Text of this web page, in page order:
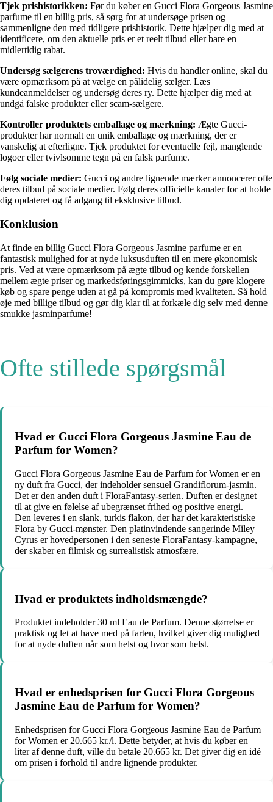
Tjek prishistorikken: Før du køber en Gucci Flora Gorgeous Jasmine
parfume til en billig pris, så sørg for at undersøge prisen og
sammenligne den med tidligere prishistorik. Dette hjælper dig med at
identificere, om den aktuelle pris er et reelt tilbud eller bare en
midlertidig rabat.
Undersøg sælgerens troværdighed: Hvis du handler online, skal du
være opmærksom på at vælge en pålidelig sælger. Læs
kundeanmeldelser og undersøg deres ry. Dette hjælper dig med at
undgå falske produkter eller scam-sælgere.
Kontroller produktets emballage og mærkning: Ægte Gucci-
produkter har normalt en unik emballage og mærkning, der er
vanskelig at efterligne. Tjek produktet for eventuelle fejl, manglende
logoer eller tvivlsomme tegn på en falsk parfume.
Følg sociale medier: Gucci og andre lignende mærker annoncerer ofte
deres tilbud på sociale medier. Følg deres officielle kanaler for at holde
dig opdateret og få adgang til eksklusive tilbud.
Konklusion
At finde en billig Gucci Flora Gorgeous Jasmine parfume er en
fantastisk mulighed for at nyde luksusduften til en mere økonomisk
pris. Ved at være opmærksom på ægte tilbud og kende forskellen
mellem ægte priser og markedsføringsgimmicks, kan du gøre klogere
køb og spare penge uden at gå på kompromis med kvaliteten. Så hold
øje med billige tilbud og gør dig klar til at forkæle dig selv med denne
smukke jasminparfume!
Ofte stillede spørgsmål
Hvad er Gucci Flora Gorgeous Jasmine Eau de
Parfum for Women?
Gucci Flora Gorgeous Jasmine Eau de Parfum for Women er en
ny duft fra Gucci, der indeholder sensuel Grandiflorum-jasmin.
Det er den anden duft i FloraFantasy-serien. Duften er designet
til at give en følelse af ubegrænset frihed og positive energi.
Den leveres i en slank, turkis flakon, der har det karakteristiske
Flora by Gucci-mønster. Den platinvindende sangerinde Miley
Cyrus er hovedpersonen i den seneste FloraFantasy-kampagne,
der skaber en filmisk og surrealistisk atmosfære.
Hvad er produktets indholdsmængde?
Produktet indeholder 30 ml Eau de Parfum. Denne størrelse er
praktisk og let at have med på farten, hvilket giver dig mulighed
for at nyde duften når som helst og hvor som helst.
Hvad er enhedsprisen for Gucci Flora Gorgeous
Jasmine Eau de Parfum for Women?
Enhedsprisen for Gucci Flora Gorgeous Jasmine Eau de Parfum
for Women er 20.665 kr./l. Dette betyder, at hvis du køber en
liter af denne duft, ville du betale 20.665 kr. Det giver dig en idé
om prisen i forhold til andre lignende produkter.